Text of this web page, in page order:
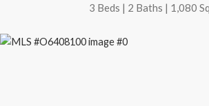
3 Beds | 2 Baths | 1,080